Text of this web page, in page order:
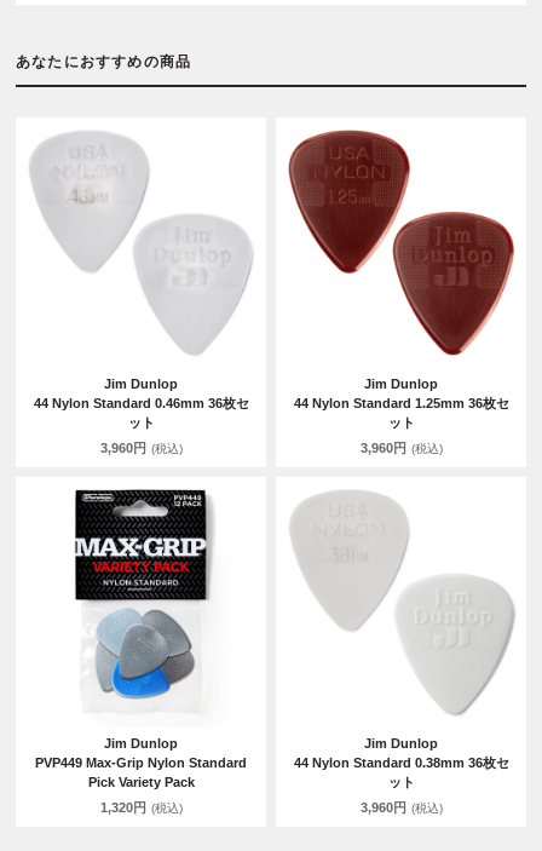
あなたにおすすめの商品
Jim Dunlop
44 Nylon Standard 0.46mm 36枚セ
ット
3,960円 (税込)
Jim Dunlop
44 Nylon Standard 1.25mm 36枚セ
ット
3,960円 (税込)
Jim Dunlop
PVP449 Max-Grip Nylon Standard
Pick Variety Pack
1,320円 (税込)
Jim Dunlop
44 Nylon Standard 0.38mm 36枚セ
ット
3,960円 (税込)